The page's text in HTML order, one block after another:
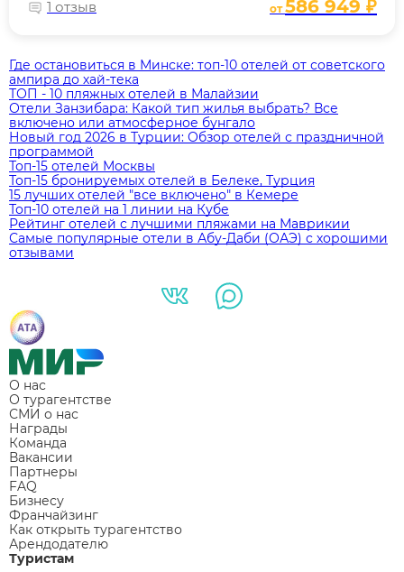
1 отзыв от586 949 ₽
Где остановиться в Минске: топ‑10 отелей от советского
ампира до хай‑тека
ТОП - 10 пляжных отелей в Малайзии
Отели Занзибара: Какой тип жилья выбрать? Все
включено или атмосферное бунгало
Новый год 2026 в Турции: Обзор отелей с праздничной
программой
Топ-15 отелей Москвы
Топ-15 бронируемых отелей в Белеке, Турция
15 лучших отелей "все включено" в Кемере
Топ-10 отелей на 1 линии на Кубе
Рейтинг отелей с лучшими пляжами на Маврикии
Самые популярные отели в Абу-Даби (ОАЭ) с хорошими
отзывами
О нас
О турагентстве
СМИ о нас
Награды
Команда
Вакансии
Партнеры
FAQ
Бизнесу
Франчайзинг
Как открыть турагентство
Арендодателю
Туристам